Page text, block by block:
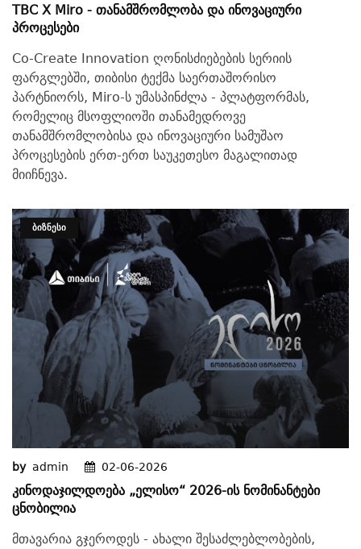
TBC X Miro - Თანამშრომლობა Და Ინოვაციური
Პროცესები
Co-Create Innovation ღონისძიებების სერიის
ფარგლებში, თიბისი ტექმა საერთაშორისო
პარტნიორს, Miro-ს უმასპინძლა - პლატფორმას,
რომელიც მსოფლიოში თანამედროვე
თანამშრომლობისა და ინოვაციური სამუშაო
პროცესების ერთ-ერთ საუკეთესო მაგალითად
მიიჩნევა.
ᲑᲘᲖᲜᲔᲡᲘ
by admin 02-06-2026
Კინოდაჯილდოება „ელისო“ 2026-Ის Ნომინანტები
Ცნობილია
მთავარია გჯეროდეს - ახალი შესაძლებლობების,